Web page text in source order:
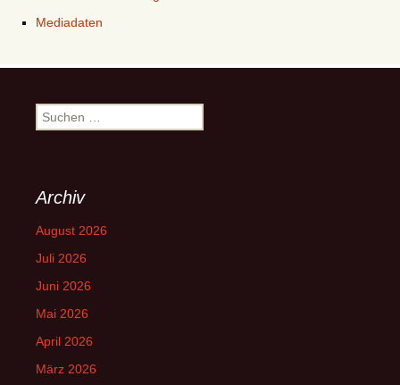
Mediadaten
Suchen
nach:
Archiv
August 2026
Juli 2026
Juni 2026
Mai 2026
April 2026
März 2026